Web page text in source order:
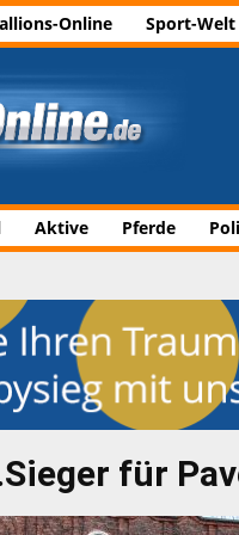
Online Sport-Welt
Aktive Pferde
für